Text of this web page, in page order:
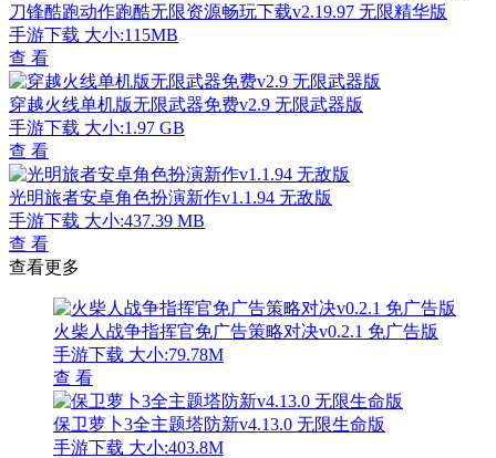
刀锋酷跑动作跑酷无限资源畅玩下载v2.19.97 无限精华版
手游下载 大小:115MB
查 看
穿越火线单机版无限武器免费v2.9 无限武器版
手游下载 大小:1.97 GB
查 看
光明旅者安卓角色扮演新作v1.1.94 无敌版
手游下载 大小:437.39 MB
查 看
查看更多
火柴人战争指挥官免广告策略对决v0.2.1 免广告版
手游下载 大小:79.78M
查 看
保卫萝卜3全主题塔防新v4.13.0 无限生命版
手游下载 大小:403.8M